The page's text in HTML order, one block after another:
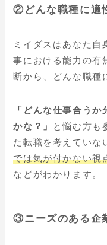
②どんな職種に適
ミイダスはあなた自
事における能力の有
断から、どんな職種
「どんな仕事合う
かな？」
と悩む方も
た転職を考えていな
では気が付かない視
などがわかります。
③ニーズのある企